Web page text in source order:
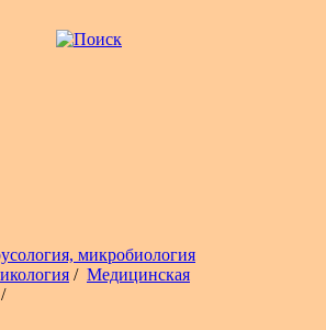
микробиология
/ Медицинская
/